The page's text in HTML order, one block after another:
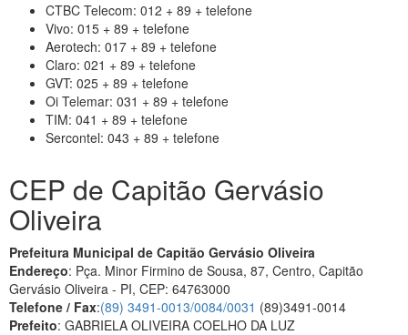
CTBC Telecom: 012 + 89 + telefone
Vivo: 015 + 89 + telefone
Aerotech: 017 + 89 + telefone
Claro: 021 + 89 + telefone
GVT: 025 + 89 + telefone
Oi Telemar: 031 + 89 + telefone
TIM: 041 + 89 + telefone
Sercontel: 043 + 89 + telefone
CEP de Capitão Gervásio
Oliveira
Prefeitura Municipal de Capitão Gervásio Oliveira
Endereço: Pça. Minor Firmino de Sousa, 87, Centro, Capitão
Gervásio Oliveira - PI, CEP: 64763000
Telefone / Fax:(89) 3491-0013/0084/0031 (89)3491-0014
Prefeito: GABRIELA OLIVEIRA COELHO DA LUZ